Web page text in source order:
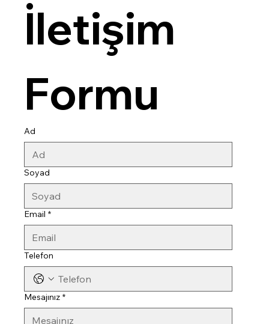
İletişim
Formu
Ad
Soyad
Email *
Telefon
Mesajınız *